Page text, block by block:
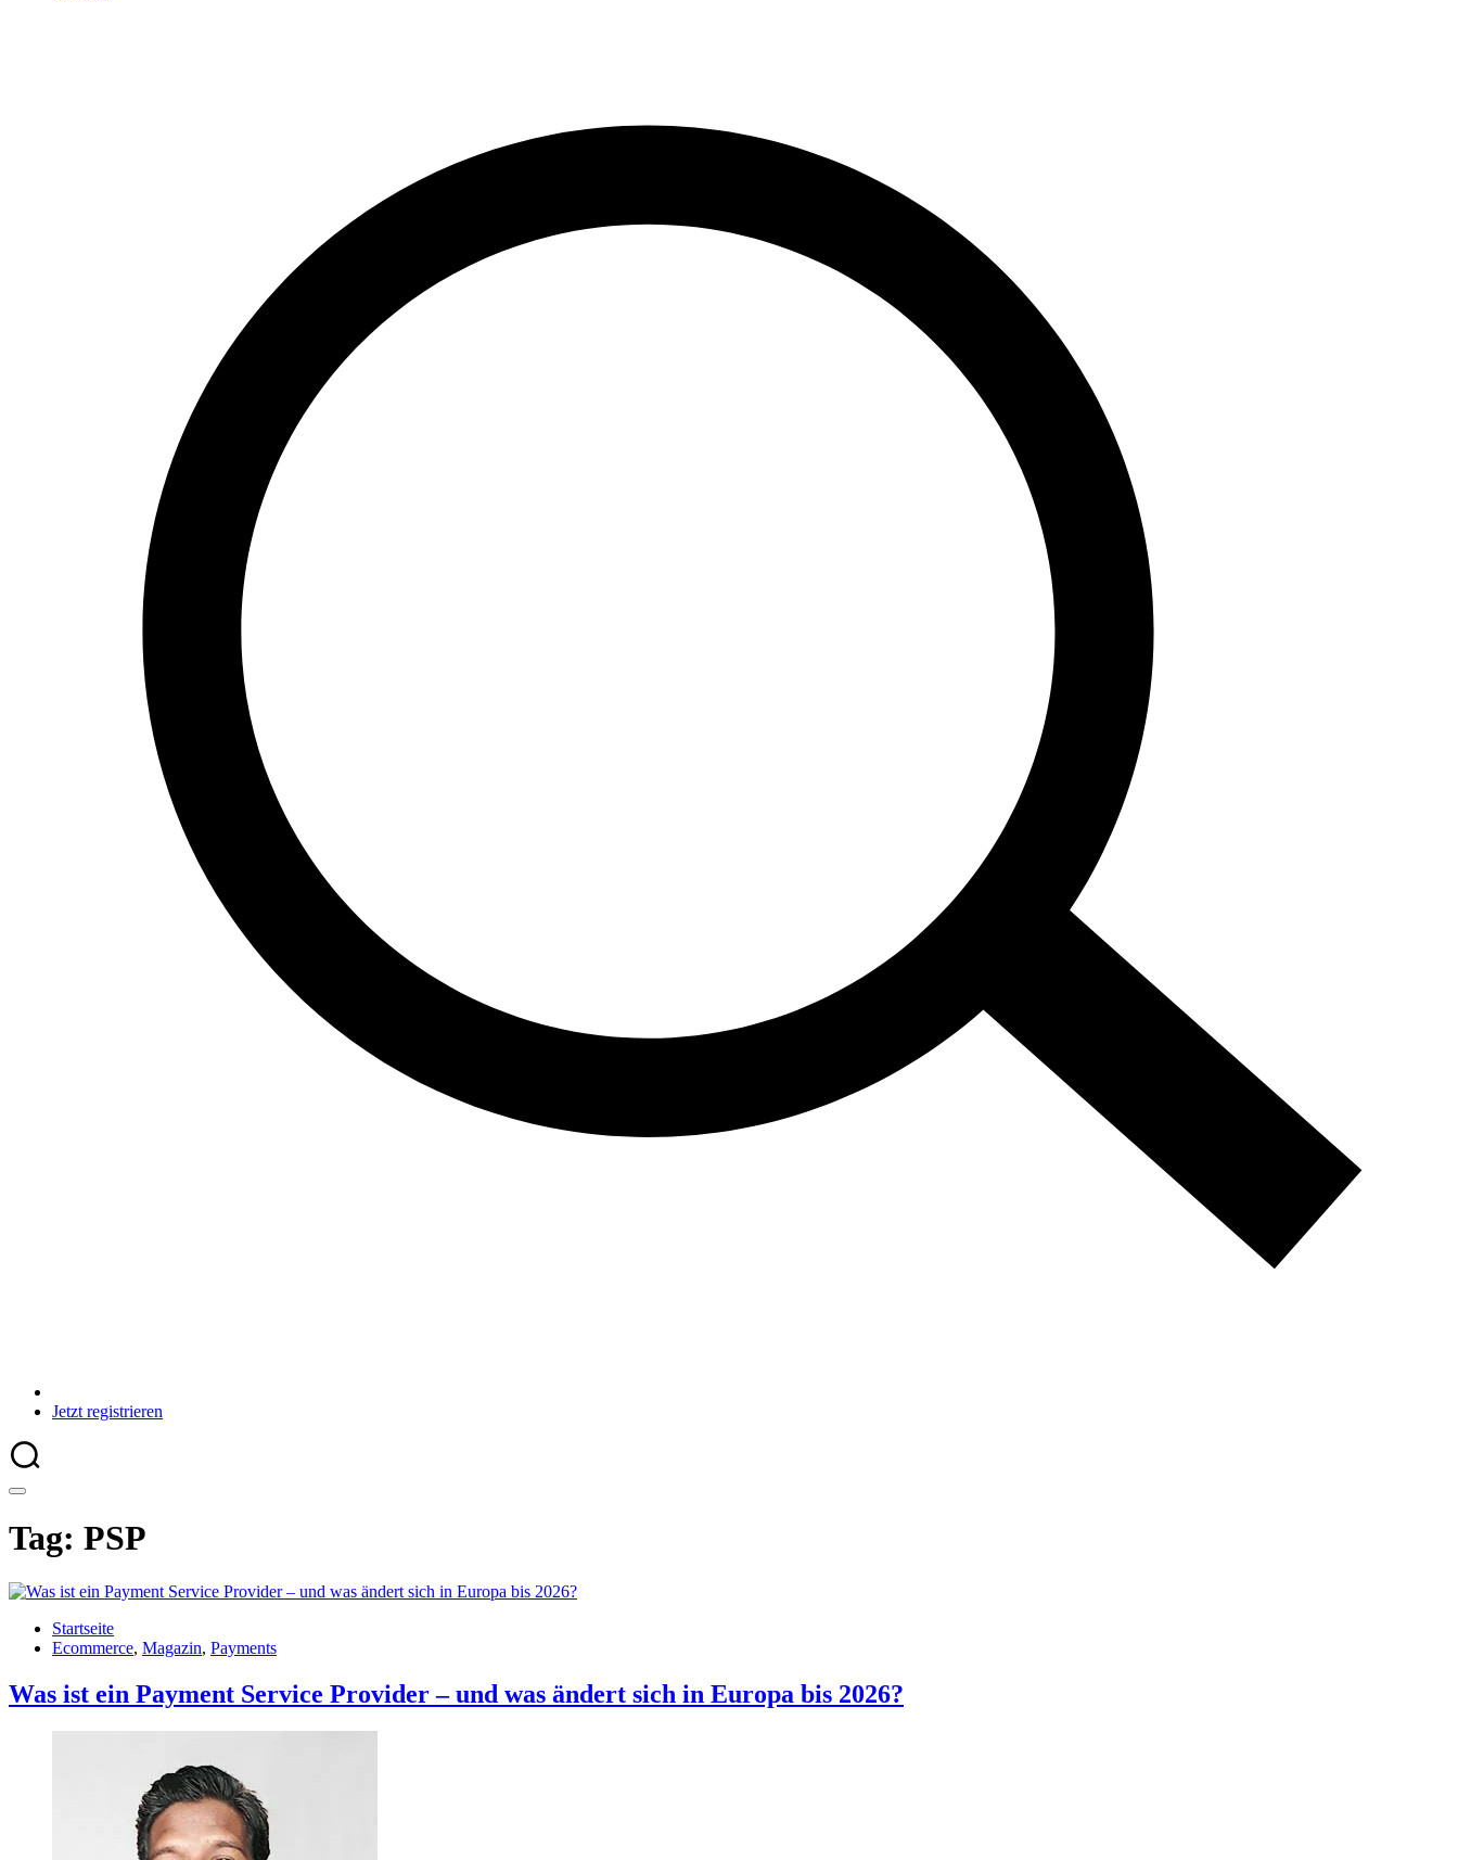
Jetzt registrieren
Tag: PSP
Startseite
Ecommerce, Magazin, Payments
Was ist ein Payment Service Provider – und was ändert sich in Europa bis 2026?